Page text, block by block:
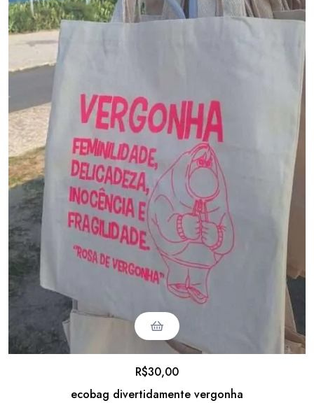
ecobag divertidamente vergonha
R$30,00